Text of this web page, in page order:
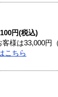
円(税込)
様は33,000円
こちら